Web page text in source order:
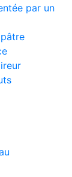
par un